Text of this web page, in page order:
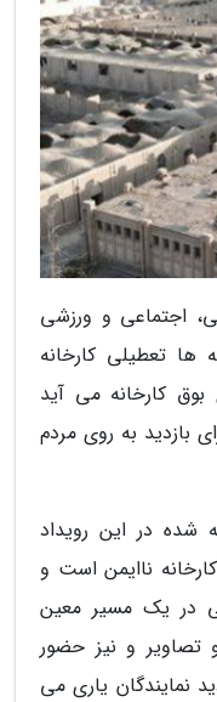
اجتماعی و ورزشی
تعطیلی کارخانه
کارخانه می آید
به مدت 10 روز برای بازدید به روی مردم
شده در این رویداد
ناایمن است و
در یک مسیر معین
تصاویر و نیز حضور
نمایندگان یاری می